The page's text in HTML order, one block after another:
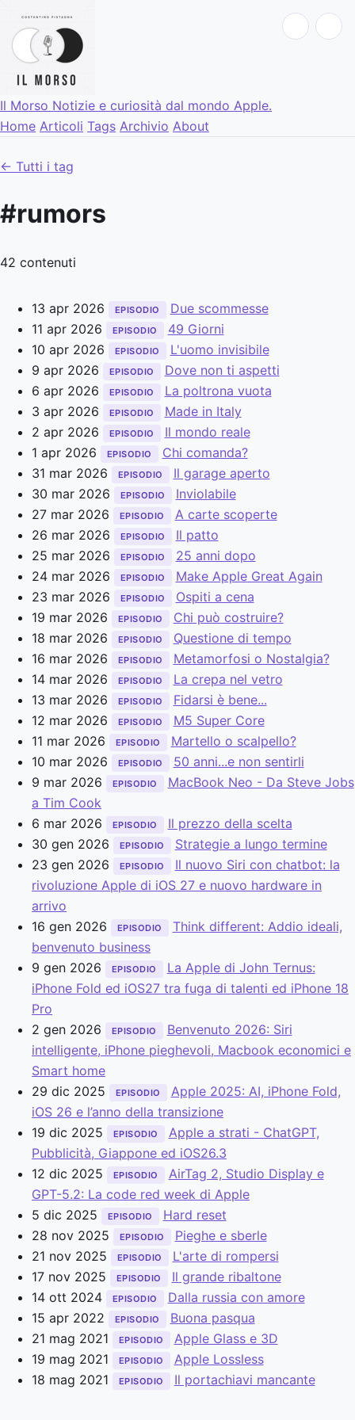
Il Morso Notizie e curiosità dal mondo Apple.
Home Articoli Tags Archivio About
← Tutti i tag
#rumors
42 contenuti
13 apr 2026 EPISODIO
Due scommesse
11 apr 2026
EPISODIO
49 Giorni
10 apr 2026
EPISODIO
L'uomo invisibile
9 apr 2026
EPISODIO
Dove non ti aspetti
6 apr 2026
EPISODIO
La poltrona vuota
3 apr 2026
EPISODIO
Made in Italy
2 apr 2026
EPISODIO
Il mondo reale
1 apr 2026
EPISODIO
Chi comanda?
31 mar 2026
EPISODIO
Il garage aperto
30 mar 2026
EPISODIO
Inviolabile
27 mar 2026
EPISODIO
A carte scoperte
26 mar 2026
EPISODIO
Il patto
25 mar 2026
EPISODIO
25 anni dopo
24 mar 2026
EPISODIO
Make Apple Great Again
23 mar 2026
EPISODIO
Ospiti a cena
19 mar 2026
EPISODIO
Chi può costruire?
18 mar 2026
EPISODIO
Questione di tempo
16 mar 2026
EPISODIO
Metamorfosi o Nostalgia?
14 mar 2026
EPISODIO
La crepa nel vetro
13 mar 2026
EPISODIO
Fidarsi è bene...
12 mar 2026
EPISODIO
M5 Super Core
11 mar 2026
EPISODIO
Martello o scalpello?
10 mar 2026
EPISODIO
50 anni...e non sentirli
9 mar 2026
EPISODIO
MacBook Neo - Da Steve Jobs
a Tim Cook
6 mar 2026
EPISODIO
Il prezzo della scelta
30 gen 2026
EPISODIO
Strategie a lungo termine
23 gen 2026
EPISODIO
Il nuovo Siri con chatbot: la
rivoluzione Apple di iOS 27 e nuovo hardware in
arrivo
16 gen 2026
EPISODIO
Think different: Addio ideali,
benvenuto business
9 gen 2026
EPISODIO
La Apple di John Ternus:
iPhone Fold ed iOS27 tra fuga di talenti ed iPhone 18
Pro
2 gen 2026
EPISODIO
Benvenuto 2026: Siri
intelligente, iPhone pieghevoli, Macbook economici e
Smart home
29 dic 2025
EPISODIO
Apple 2025: AI, iPhone Fold,
iOS 26 e l’anno della transizione
19 dic 2025
EPISODIO
Apple a strati - ChatGPT,
Pubblicità, Giappone ed iOS26.3
12 dic 2025
EPISODIO
AirTag 2, Studio Display e
GPT-5.2: La code red week di Apple
5 dic 2025
EPISODIO
Hard reset
28 nov 2025
EPISODIO
Pieghe e sberle
21 nov 2025
EPISODIO
L'arte di rompersi
17 nov 2025
EPISODIO
Il grande ribaltone
14 ott 2024
EPISODIO
Dalla russia con amore
15 apr 2022
EPISODIO
Buona pasqua
21 mag 2021
EPISODIO
Apple Glass e 3D
19 mag 2021
EPISODIO
Apple Lossless
18 mag 2021
EPISODIO Il portachiavi mancante